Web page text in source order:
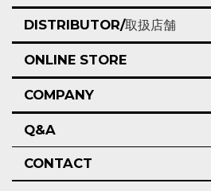
DISTRIBUTOR/取扱店舗
ONLINE STORE
COMPANY
Q&A
CONTACT